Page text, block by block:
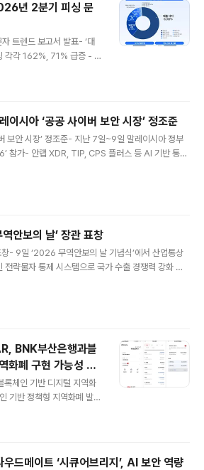
스(API) 형태로 제공하는
를 출시했다고 23일
한 보안 솔루션에 연동하
, 기존 포털 서비스와 함께
년 2분기 피싱 문
트렌드 보고서 발표- ‘대
각각 162%, 71% 급증 - 은
경계 필요“모바일 메신저로
기업 안랩(대표 강석균, ww
부터 6월까지 에이전틱
스(AhnLab AI PLUS)’를 기
·분석한 결과를 담은 ‘202
시아 ‘공공 사이버 보안 시장’ 정조준
보안 시장’ 정조준- 지난 7일~9일 말레이시아 정부
참가- 안랩 XDR, TIP, CPS 플러스 등 AI 기반 통합
아 푸트라자야 국제 컨벤션 센터에서 열린 사이버
에 이어, 5월 대만 ‘사..
안보의 날’ 장관 표창
창- 9일 ‘2026 무역안보의 날 기념식’에서 산업통상
전략물자 통제 시스템으로 국가 수출 경쟁력 강화 기
무역안보의 날 기념식’에서 전략물자 수출관리 단체
물자의 안정적 관리와 수출관리 제도 이행 확산에 기
표창을 수여하고 있다. 전략물자란 국가안보와 국제
물품이..
BNK부산은행과블
화폐 구현 가능성 입
체인 기반 디지털 지역화
기반 정책형 지역화폐 발행
리 성능- 원화 스테이블코
전문 자회사 안랩블록체인
드메이트 ‘시큐어브리지’, AI 보안 역량